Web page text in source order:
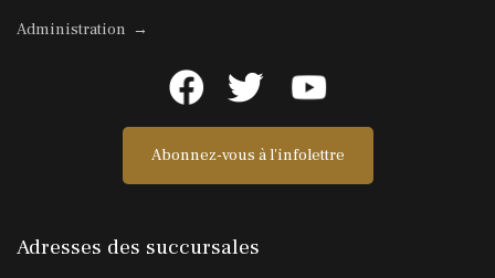
Administration →
Abonnez-vous à l'infolettre
Adresses des succursales